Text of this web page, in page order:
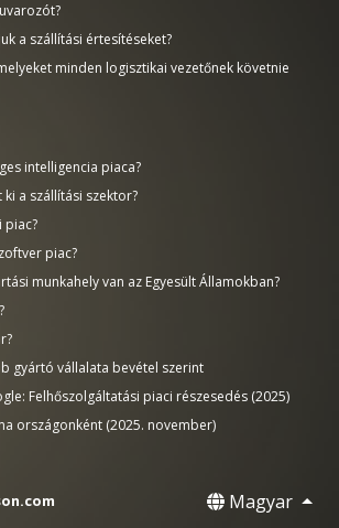
a szállítási értesítéseket?
minden logisztikai vezetőnek követnie
intelligencia piaca?
a szállítási szektor?
piac?
piac?
munkahely van az Egyesült Államokban?
gyártó vállalata bevétel szerint
Felhőszolgáltatási piaci részesedés (2025)
országonként (2025. november)
Magyar